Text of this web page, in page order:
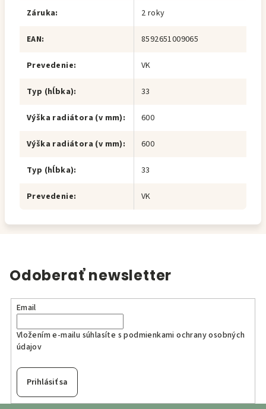
Záruka: 2 roky
EAN: 8592651009065
Prevedenie: VK
Typ (hĺbka): 33
Výška radiátora (v mm): 600
Výška radiátora (v mm): 600
Typ (hĺbka): 33
Prevedenie: VK
Odoberať newsletter
Email
Vložením e-mailu súhlasíte spodmienkami ochrany osobných
údajov
Prihlásiť sa